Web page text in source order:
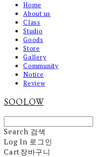
Home
About us
Class
Studio
Goods
Store
Gallery
Community
Notice
Review
SOOLOW
Search 검색
Log In 로그인
Cart장바구니